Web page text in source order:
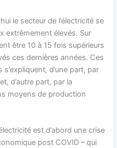
le secteur de l’électricité se
extrêmement élevés. Sur
être 10 à 15 fois supérieurs
ces dernières années. Ces
d’une part, par
d’autre part, par la
moyens de production
est d’abord une crise
post COVID – qui